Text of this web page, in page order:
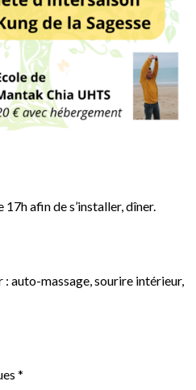
afin de s’installer, dîner.
auto-massage, sourire intérieur,
*